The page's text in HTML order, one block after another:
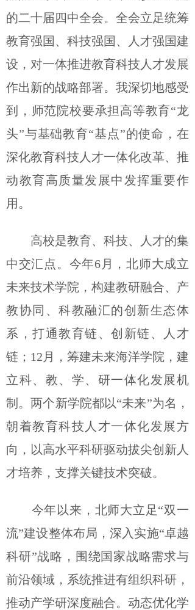
的二十届四中全会。全会立足统筹
教育强国、科技强国、人才强国建
设，对一体推进教育科技人才发展
作出新的战略部署。我深切地感受
到，师范院校要承担高等教育“龙
头”与基础教育“基点”的使命，在
深化教育科技人才一体化改革、推
动教育高质量发展中发挥重要作
用。
高校是教育、科技、人才的集
中交汇点。今年6月，北师大成立
未来技术学院，构建教研融合、产
教协同、科教融汇的创新生态体
系，打通教育链、创新链、人才
链；12月，筹建未来海洋学院，建
立科、教、学、研一体化发展机
制。两个新学院都以“未来”为名，
朝着教育科技人才一体化发展方
向，以高水平科研驱动拔尖创新人
才培养，支撑关键技术突破。
今年以来，北师大立足“双一
流”建设整体布局，深入实施“卓越
科研”战略，围绕国家战略需求与
前沿领域，系统推进有组织科研，
推动产学研深度融合。动态优化学